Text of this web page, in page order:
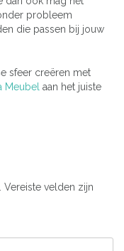
probleem
die passen bij jouw
sfeer creëren met
Meubel aan het juiste
Vereiste velden zijn